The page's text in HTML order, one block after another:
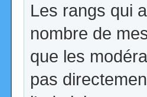
Les rangs qui
nombre de
que les
pas